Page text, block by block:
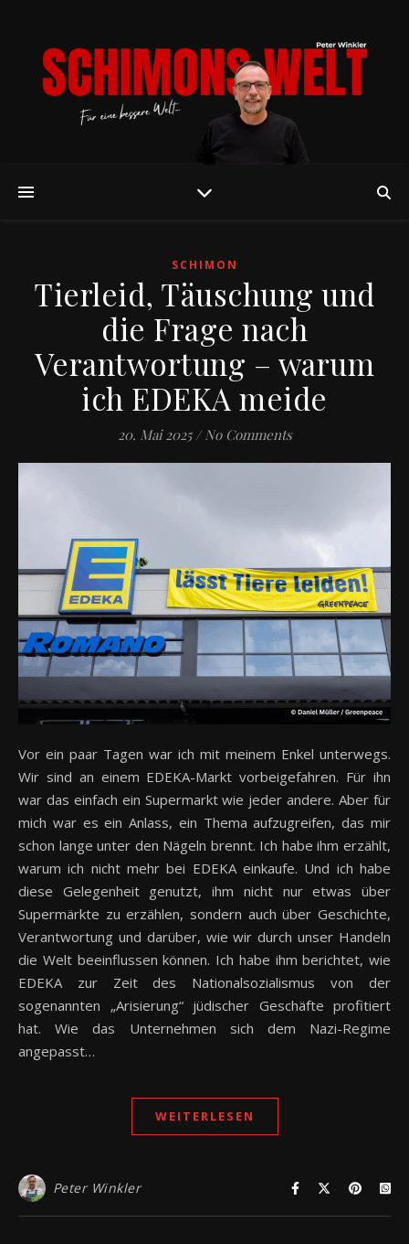
SCHIMON
Tierleid, Täuschung und
die Frage nach
Verantwortung – warum
ich EDEKA meide
20. Mai 2025 / No Comments
Vor ein paar Tagen war ich mit meinem Enkel unterwegs.
Wir sind an einem EDEKA-Markt vorbeigefahren. Für ihn
war das einfach ein Supermarkt wie jeder andere. Aber für
mich war es ein Anlass, ein Thema aufzugreifen, das mir
schon lange unter den Nägeln brennt. Ich habe ihm erzählt,
warum ich nicht mehr bei EDEKA einkaufe. Und ich habe
diese Gelegenheit genutzt, ihm nicht nur etwas über
Supermärkte zu erzählen, sondern auch über Geschichte,
Verantwortung und darüber, wie wir durch unser Handeln
die Welt beeinflussen können. Ich habe ihm berichtet, wie
EDEKA zur Zeit des Nationalsozialismus von der
sogenannten „Arisierung“ jüdischer Geschäfte profitiert
hat. Wie das Unternehmen sich dem Nazi-Regime
angepasst…
WEITERLESEN
Peter Winkler